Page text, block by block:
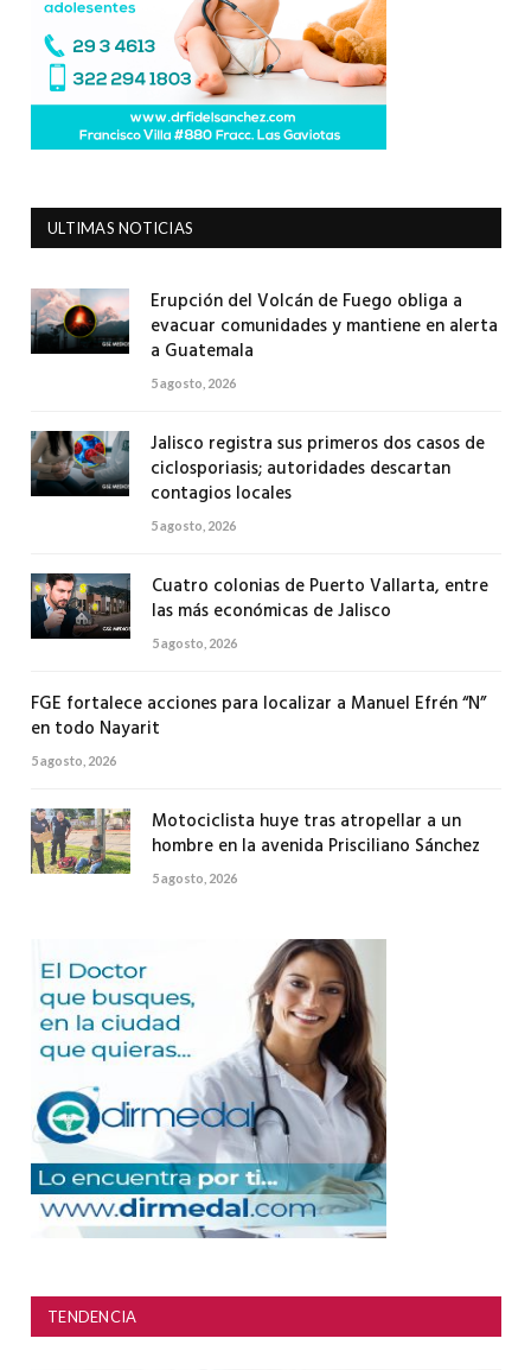
ULTIMAS NOTICIAS
Erupción del Volcán de Fuego obliga a
evacuar comunidades y mantiene en alerta
a Guatemala
5 agosto, 2026
Jalisco registra sus primeros dos casos de
ciclosporiasis; autoridades descartan
contagios locales
5 agosto, 2026
Cuatro colonias de Puerto Vallarta, entre
las más económicas de Jalisco
5 agosto, 2026
FGE fortalece acciones para localizar a Manuel Efrén “N”
en todo Nayarit
5 agosto, 2026
Motociclista huye tras atropellar a un
hombre en la avenida Prisciliano Sánchez
5 agosto, 2026
TENDENCIA